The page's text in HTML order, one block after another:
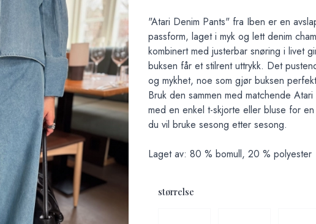
Description
"Atari Denim Pants" fra Iben er en
passform, laget i myk og lett denim
kombinert med justerbar snøring i livet
buksen får et stilrent uttrykk. Det
og mykhet, noe som gjør buksen
Bruk den sammen med matchende
med en enkel t-skjorte eller bluse for
du vil bruke sesong etter sesong.
Laget av: 80 % bomull, 20 % polyester
størrelse